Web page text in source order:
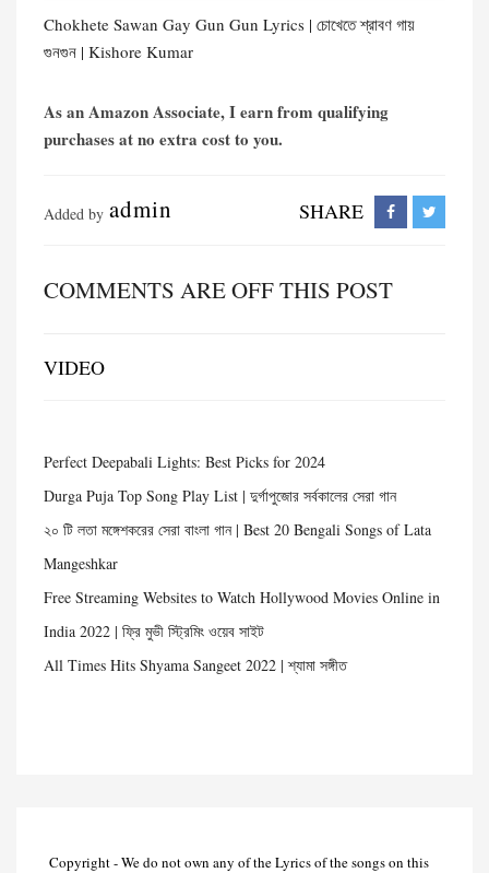
Chokhete Sawan Gay Gun Gun Lyrics | চোখেতে শ্রাবণ গায়
গুনগুন | Kishore Kumar
As an Amazon Associate, I earn from qualifying
purchases at no extra cost to you.
Added by admin SHARE
COMMENTS ARE OFF THIS POST
VIDEO
Perfect Deepabali Lights: Best Picks for 2024
Durga Puja Top Song Play List | দুর্গাপুজোর সর্বকালের সেরা গান
২০ টি লতা মঙ্গেশকরের সেরা বাংলা গান | Best 20 Bengali Songs of Lata
Mangeshkar
Free Streaming Websites to Watch Hollywood Movies Online in
India 2022 | ফ্রি মুভী স্ট্রিমিং ওয়েব সাইট
All Times Hits Shyama Sangeet 2022 | শ্যামা সঙ্গীত
Copyright - We do not own any of the Lyrics of the songs on this